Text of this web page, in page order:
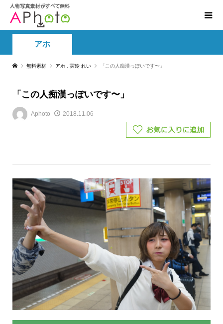
アホ
無料素材 アホ 実鈴 れい 「この人痴漢っぽいです〜」
「この人痴漢っぽいです〜」
Aphoto 2018.11.06